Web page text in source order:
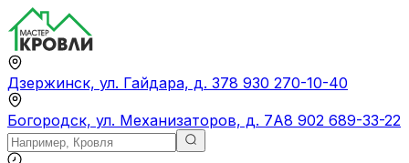
Дзержинск, ул. Гайдара, д. 378 930 270-10-40
Богородск, ул. Механизаторов, д. 7А8 902 689-33-22